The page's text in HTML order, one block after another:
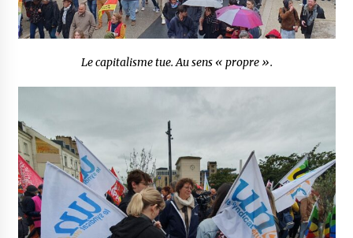
Le capitalisme tue. Au sens « propre ».